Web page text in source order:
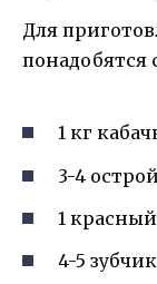
Для
1 кг
3-4
1
4-5